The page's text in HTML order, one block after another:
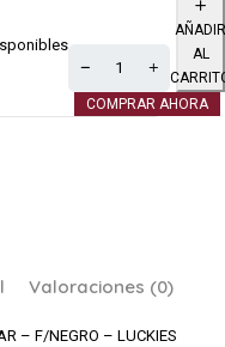
AÑADIR
AL
COMPRAR AHORA
Valoraciones (0)
– F/NEGRO – LUCKIES